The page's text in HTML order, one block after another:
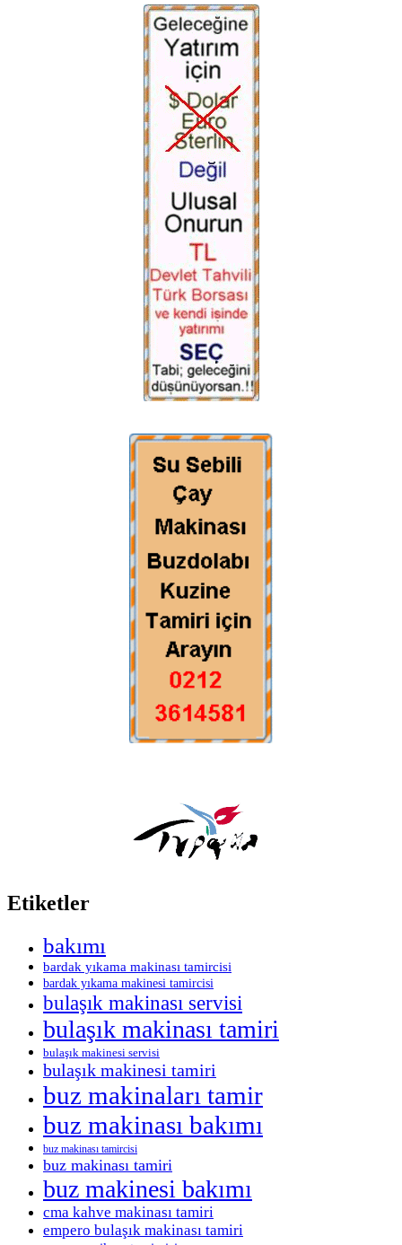
Etiketler
bakımı
bardak yıkama makinası tamircisi
bardak yıkama makinesi tamircisi
bulaşık makinası servisi
bulaşık makinası tamiri
bulaşık makinesi servisi
bulaşık makinesi tamiri
buz makinaları tamir
buz makinası bakımı
buz makinası tamircisi
buz makinası tamiri
buz makinesi bakımı
cma kahve makinası tamiri
empero bulaşık makinası tamiri